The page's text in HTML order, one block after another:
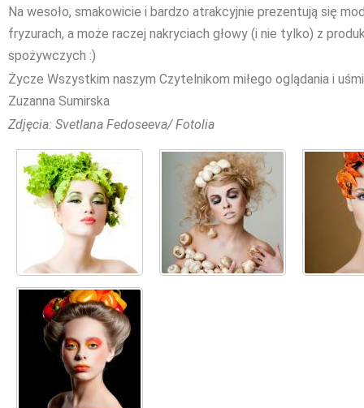
Na wesoło, smakowicie i bardzo atrakcyjnie prezentują się
fryzurach, a może raczej nakryciach głowy (i nie tylko) z
spożywczych :)
Życze Wszystkim naszym Czytelnikom miłego oglądania i
Zuzanna Sumirska
Zdjęcia: Svetlana Fedoseeva/ Fotolia